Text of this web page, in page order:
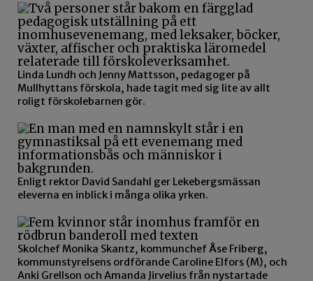
Linda Lundh och Jenny Mattsson, pedagoger på
Mullhyttans förskola, hade tagit med sig lite av allt
roligt förskolebarnen gör.
Enligt rektor David Sandahl ger Lekebergsmässan
eleverna en inblick i många olika yrken.
Skolchef Monika Skantz, kommunchef Åse Friberg,
kommunstyrelsens ordförande Caroline Elfors (M), och
Anki Grellson och Amanda Jirvelius från nystartade